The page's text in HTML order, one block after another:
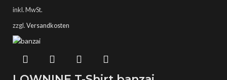
inkl. MwSt.
zzgl. Versandkosten